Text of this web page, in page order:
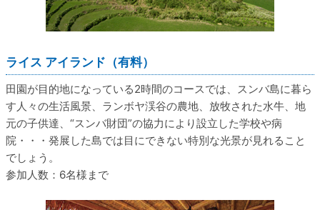
ライス アイランド（有料）
田園が目的地になっている2時間のコースでは、スンバ島に暮ら
す人々の生活風景、ランボヤ渓谷の農地、放牧された水牛、地
元の子供達、“スンバ財団”の協力により設立した学校や病
院・・・発展した島では目にできない特別な光景が見れること
でしょう。
参加人数：6名様まで